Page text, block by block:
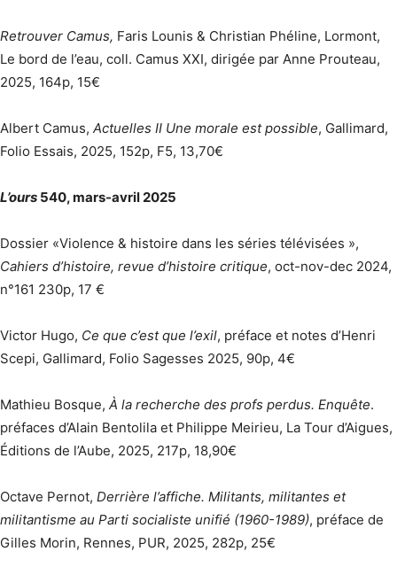
Retrouver Camus, Faris Lounis & Christian Phéline, Lormont,
Le bord de l’eau, coll. Camus XXI, dirigée par Anne Prouteau,
2025, 164p, 15€
Albert Camus, Actuelles II Une morale est possible, Gallimard,
Folio Essais, 2025, 152p, F5, 13,70€
L’ours 540, mars-avril 2025
Dossier «Violence & histoire dans les séries télévisées »,
Cahiers d’histoire, revue d’histoire critique, oct-nov-dec 2024,
n°161 230p, 17 €
Victor Hugo, Ce que c’est que l’exil, préface et notes d’Henri
Scepi, Gallimard, Folio Sagesses 2025, 90p, 4€
Mathieu Bosque, À la recherche des profs perdus. Enquête.
préfaces d’Alain Bentolila et Philippe Meirieu, La Tour d’Aigues,
Éditions de l’Aube, 2025, 217p, 18,90€
Octave Pernot, Derrière l’affiche. Militants, militantes et
militantisme au Parti socialiste unifié (1960-1989), préface de
Gilles Morin, Rennes, PUR, 2025, 282p, 25€